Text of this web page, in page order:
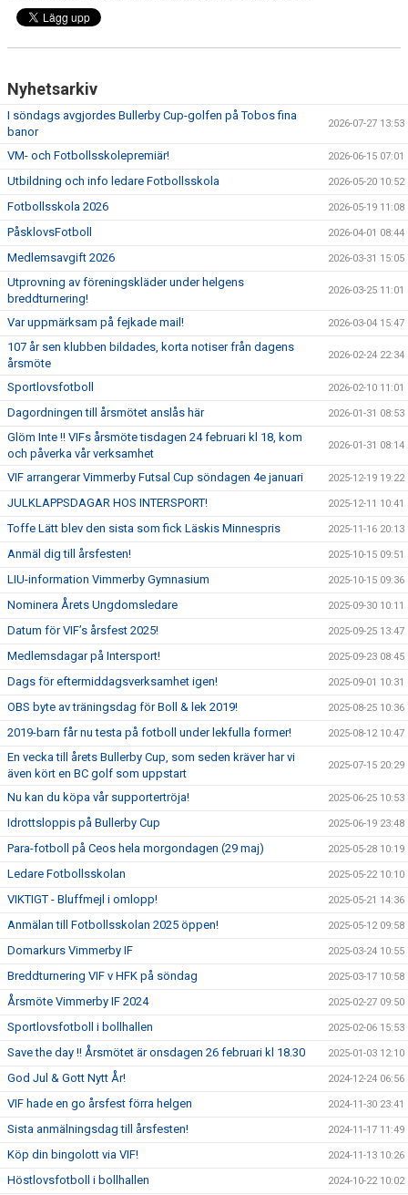
Nyhetsarkiv
I söndags avgjordes Bullerby Cup-golfen på Tobos fina
banor
2026-07-27 13:53
VM- och Fotbollsskolepremiär! 2026-06-15 07:01
Utbildning och info ledare Fotbollsskola 2026-05-20 10:52
Fotbollsskola 2026 2026-05-19 11:08
PåsklovsFotboll 2026-04-01 08:44
Medlemsavgift 2026 2026-03-31 15:05
Utprovning av föreningskläder under helgens
breddturnering!
2026-03-25 11:01
Var uppmärksam på fejkade mail! 2026-03-04 15:47
107 år sen klubben bildades, korta notiser från dagens
årsmöte
2026-02-24 22:34
Sportlovsfotboll 2026-02-10 11:01
Dagordningen till årsmötet anslås här 2026-01-31 08:53
Glöm Inte !! VIFs årsmöte tisdagen 24 februari kl 18, kom
och påverka vår verksamhet
2026-01-31 08:14
VIF arrangerar Vimmerby Futsal Cup söndagen 4e januari 2025-12-19 19:22
JULKLAPPSDAGAR HOS INTERSPORT! 2025-12-11 10:41
Toffe Lätt blev den sista som fick Läskis Minnespris 2025-11-16 20:13
Anmäl dig till årsfesten! 2025-10-15 09:51
LIU-information Vimmerby Gymnasium 2025-10-15 09:36
Nominera Årets Ungdomsledare 2025-09-30 10:11
Datum för VIF’s årsfest 2025! 2025-09-25 13:47
Medlemsdagar på Intersport! 2025-09-23 08:45
Dags för eftermiddagsverksamhet igen! 2025-09-01 10:31
OBS byte av träningsdag för Boll & lek 2019! 2025-08-25 10:36
2019-barn får nu testa på fotboll under lekfulla former! 2025-08-12 10:47
En vecka till årets Bullerby Cup, som seden kräver har vi
även kört en BC golf som uppstart
2025-07-15 20:29
Nu kan du köpa vår supportertröja! 2025-06-25 10:53
Idrottsloppis på Bullerby Cup 2025-06-19 23:48
Para-fotboll på Ceos hela morgondagen (29 maj) 2025-05-28 10:19
Ledare Fotbollsskolan 2025-05-22 10:10
VIKTIGT - Bluffmejl i omlopp! 2025-05-21 14:36
Anmälan till Fotbollsskolan 2025 öppen! 2025-05-12 09:58
Domarkurs Vimmerby IF 2025-03-24 10:55
Breddturnering VIF v HFK på söndag 2025-03-17 10:58
Årsmöte Vimmerby IF 2024 2025-02-27 09:50
Sportlovsfotboll i bollhallen 2025-02-06 15:53
Save the day !! Årsmötet är onsdagen 26 februari kl 18.30 2025-01-03 12:10
God Jul & Gott Nytt År! 2024-12-24 06:56
VIF hade en go årsfest förra helgen 2024-11-30 23:41
Sista anmälningsdag till årsfesten! 2024-11-17 11:49
Köp din bingolott via VIF! 2024-11-13 10:26
Höstlovsfotboll i bollhallen 2024-10-22 10:02